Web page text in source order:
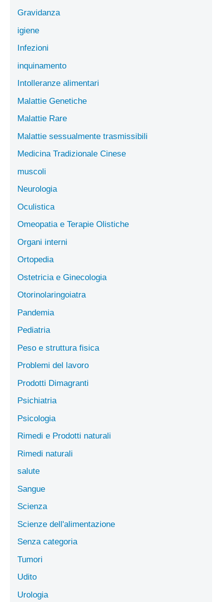
Gravidanza
igiene
Infezioni
inquinamento
Intolleranze alimentari
Malattie Genetiche
Malattie Rare
Malattie sessualmente trasmissibili
Medicina Tradizionale Cinese
muscoli
Neurologia
Oculistica
Omeopatia e Terapie Olistiche
Organi interni
Ortopedia
Ostetricia e Ginecologia
Otorinolaringoiatra
Pandemia
Pediatria
Peso e struttura fisica
Problemi del lavoro
Prodotti Dimagranti
Psichiatria
Psicologia
Rimedi e Prodotti naturali
Rimedi naturali
salute
Sangue
Scienza
Scienze dell'alimentazione
Senza categoria
Tumori
Udito
Urologia